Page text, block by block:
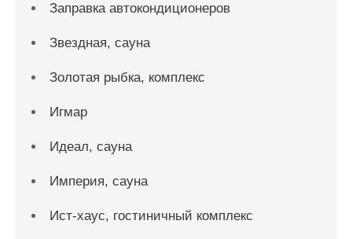
Заправка автокондиционеров
Звездная, сауна
Золотая рыбка, комплекс
Игмар
Идеал, сауна
Империя, сауна
Ист-хаус, гостиничный комплекс